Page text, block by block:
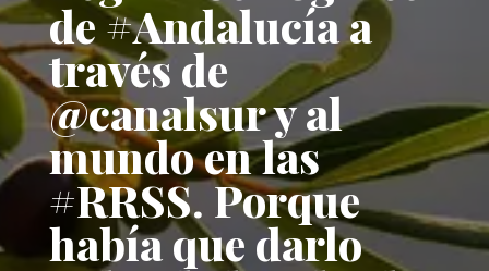
de #Andalucía a
través de
@canalsur y al
mundo en las
#RRSS. Porque
había que darlo